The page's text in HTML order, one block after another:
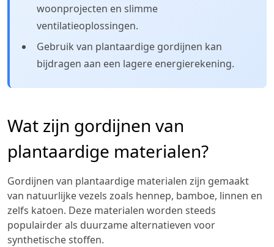
woonprojecten en slimme
ventilatieoplossingen.
Gebruik van plantaardige gordijnen kan
bijdragen aan een lagere energierekening.
Wat zijn gordijnen van
plantaardige materialen?
Gordijnen van plantaardige materialen zijn gemaakt
van natuurlijke vezels zoals hennep, bamboe, linnen en
zelfs katoen. Deze materialen worden steeds
populairder als duurzame alternatieven voor
synthetische stoffen.